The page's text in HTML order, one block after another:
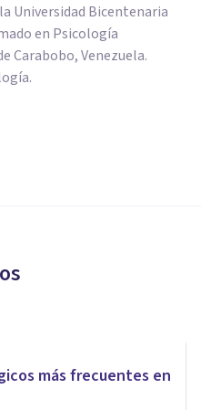
Universidad Bicentenaria
en Psicología
Carabobo, Venezuela.
más frecuentes en